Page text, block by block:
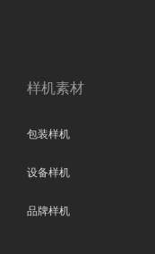
样机素材
包装样机
设备样机
品牌样机